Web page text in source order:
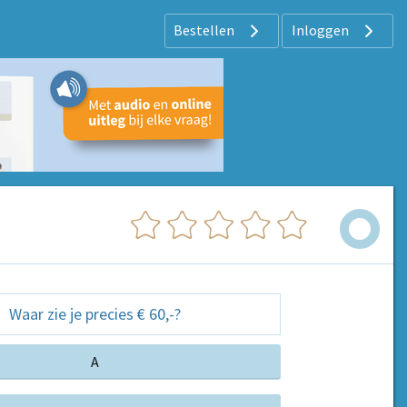
Bestellen Inloggen
Waar zie je precies € 60,-?
A